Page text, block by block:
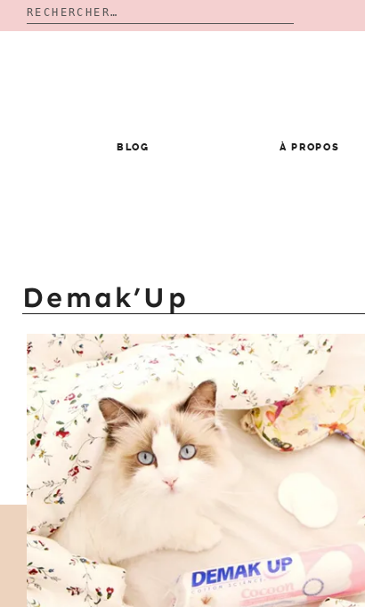
Rechercher :
BLOG À PROPOS
Demak’Up